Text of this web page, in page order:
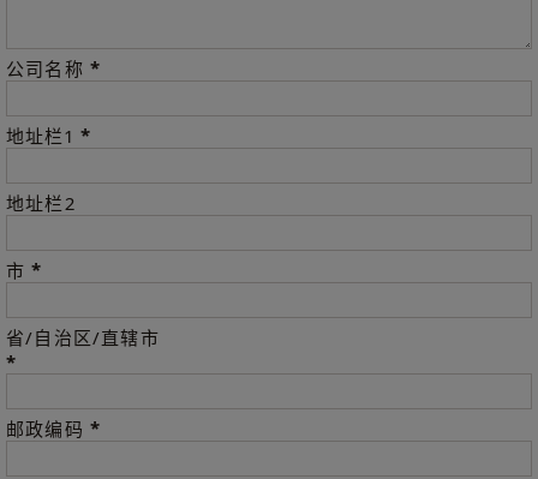
公司名称 *
地址栏1 *
地址栏2
市*
省/自治区/直辖市
*
邮政编码 *